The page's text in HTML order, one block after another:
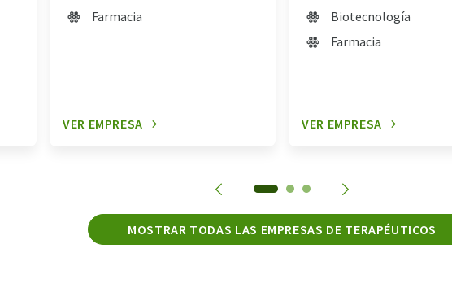
Farmacia
VER EMPRESA
Biotecnología
Farmacia
VER EMPRESA
MOSTRAR TODAS LAS EMPRESAS DE TERAPÉUTICOS